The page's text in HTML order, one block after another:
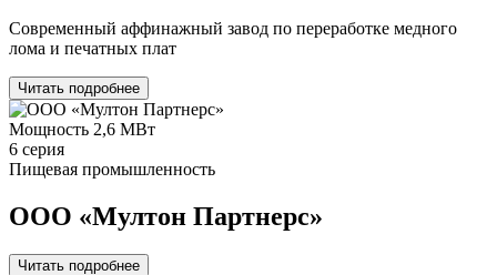
Современный аффинажный завод по переработке медного
лома и печатных плат
Читать подробнее
Мощность 2,6 МВт
6 серия
Пищевая промышленность
ООО «Мултон Партнерс»
Читать подробнее